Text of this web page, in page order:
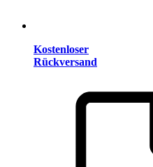
Kostenloser
Rückversand